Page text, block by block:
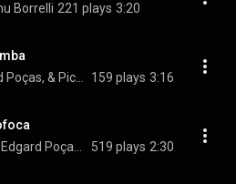
Borrelli 221 plays 3:20
159 plays 3:16
519 plays 2:30